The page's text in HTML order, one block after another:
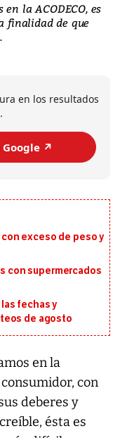
la ACODECO, es
finalidad de que
en los resultados
Google ↗️
con exceso de peso y
con supermercados
fechas y
de agosto
en la
consumidor, con
deberes y
ésta es